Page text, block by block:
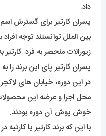
داد.
پسران کارتیر برای گسترش
بین الملل توانستند توجه
زیورالات منحصر به فرد کارتیر
پسران کارتیر پای این برند را
در این دوره، خیابان های
محل اجرا و عرضه این محصولات
خوش پوش آن دوره بودند.
با این که برند کارتیر یا کارتیه